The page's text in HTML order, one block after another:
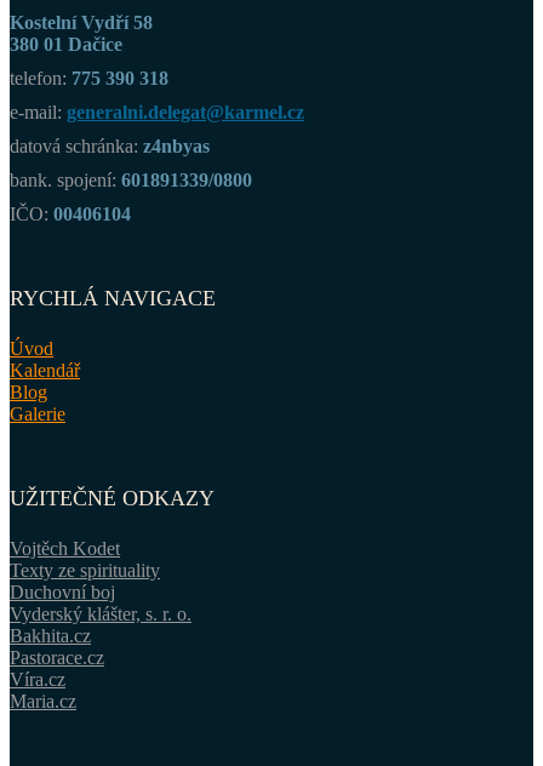
Kostelní Vydří 58
380 01 Dačice
telefon: 775 390 318
e-mail: generalni.delegat@karmel.cz
datová schránka: z4nbyas
bank. spojení: 601891339/0800
IČO: 00406104
RYCHLÁ NAVIGACE
Úvod
Kalendář
Blog
Galerie
UŽITEČNÉ ODKAZY
Vojtěch Kodet
Texty ze spirituality
Duchovní boj
Vyderský klášter, s. r. o.
Bakhita.cz
Pastorace.cz
Víra.cz
Maria.cz